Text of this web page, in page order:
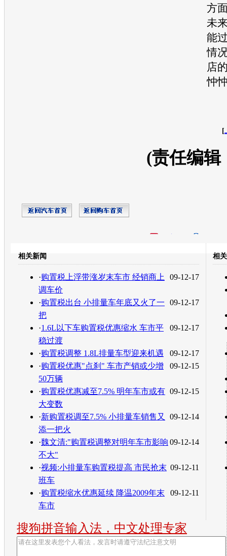
方
未
能
情
店
忡
[
(责任编辑
转发至：
相关新闻
09-12-17
·购置税上浮带涨岁末车市 经销商上
调车价
09-12-17
·购置税出台 小排量车年底又火了一
把
09-12-17
·1.6L以下车购置税优惠缩水 车市平
稳过渡
09-12-17
·购置税调整 1.8L排量车型迎来机遇
09-12-15
·购置税优惠"点刹" 车市产销或少增
50万辆
09-12-15
·购置税优惠减至7.5% 明年车市或有
大变数
09-12-14
·新购置税调至7.5% 小排量车销售又
添一把火
09-12-14
·魏文清:"购置税调整对明年车市影响
不大"
09-12-11
·视频:小排量车购置税提高 市民抢末
班车
09-12-11
·购置税缩水优惠延续 降温2009年末
车市
相
搜狗拼音输入法，中文处理专家